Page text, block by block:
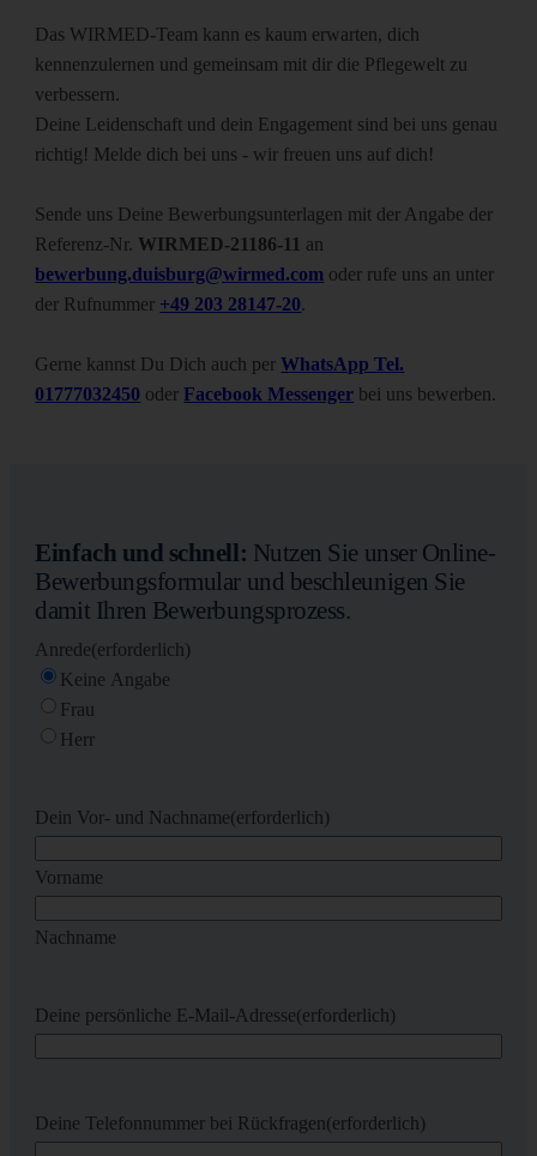
Das WIRMED-Team kann es kaum erwarten, dich
kennenzulernen und gemeinsam mit dir die Pflegewelt zu
verbessern.
Deine Leidenschaft und dein Engagement sind bei uns genau
richtig! Melde dich bei uns - wir freuen uns auf dich!
Sende uns Deine Bewerbungsunterlagen mit der Angabe der
Referenz-Nr. WIRMED-21186-11 an
bewerbung.duisburg@wirmed.com oder rufe uns an unter
der Rufnummer +49 203 28147-20.
Gerne kannst Du Dich auch perWhatsApp Tel.
01777032450 oder Facebook Messenger bei uns bewerben.
Einfach und schnell: Nutzen Sie unser Online-
Bewerbungsformular und beschleunigen Sie
damit Ihren Bewerbungsprozess.
Anrede(erforderlich)
Keine Angabe
Frau
Herr
Dein Vor- und Nachname(erforderlich)
Vorname
Nachname
Deine persönliche E-Mail-Adresse(erforderlich)
Deine Telefonnummer bei Rückfragen(erforderlich)